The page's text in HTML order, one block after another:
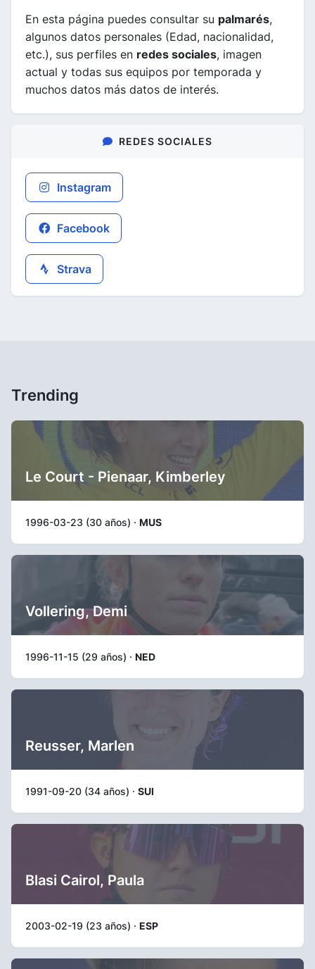
En esta página puedes consultar su palmarés,
algunos datos personales (Edad, nacionalidad,
etc.), sus perfiles en redes sociales, imagen
actual y todas sus equipos por temporada y
muchos datos más datos de interés.
REDES SOCIALES
Instagram
Facebook
Strava
Trending
Le Court - Pienaar, Kimberley
1996-03-23 (30 años) · MUS
Vollering, Demi
1996-11-15 (29 años) · NED
Reusser, Marlen
1991-09-20 (34 años) · SUI
Blasi Cairol, Paula
2003-02-19 (23 años) · ESP